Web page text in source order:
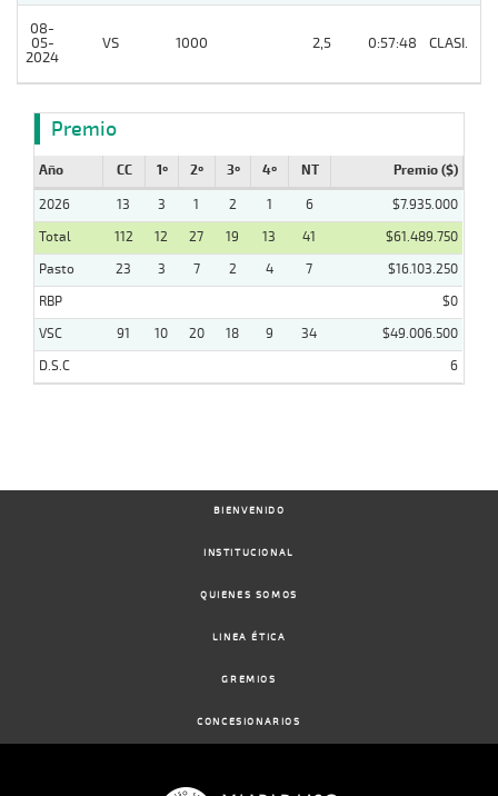
08-
05-
2024
VS 1000 2,5 0:57:48 CLASI.
Premio
Año CC 1º 2º 3º 4º NT Premio ($)
2026 13 3 1 2 1 6
$7.935.000
Total
112 12 27 19 13 41
$61.489.750
Pasto
23 3 7 2 4 7
$16.103.250
RBP
$0
VSC
91 10 20 18 9 34
$49.006.500
D.S.C
6
BIENVENIDO
INSTITUCIONAL
QUIENES SOMOS
LINEA ÉTICA
GREMIOS
CONCESIONARIOS